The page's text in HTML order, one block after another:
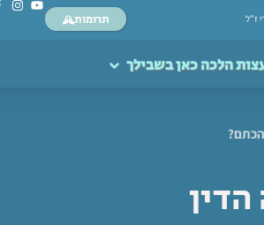
תרומות ז”ל
הלכה כאן בשבילך